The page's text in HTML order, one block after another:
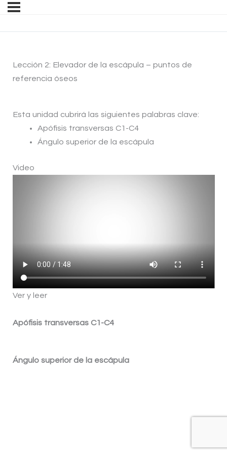
Lección 2: Elevador de la escápula – puntos de
referencia óseos
Esta unidad cubrirá las siguientes palabras clave:
Apófisis transversas C1-C4
Ángulo superior de la escápula
Video
Ver y leer
Apófisis transversas C1-C4
Ángulo superior de la escápula